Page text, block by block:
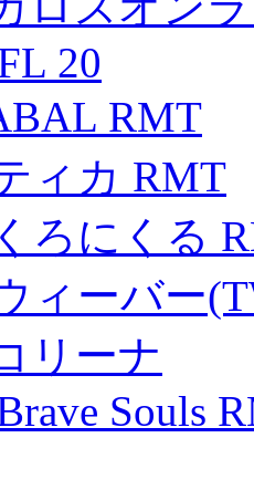
20
RMT
ィカ RMT
ろにくる
ィーバー
リーナ
Souls